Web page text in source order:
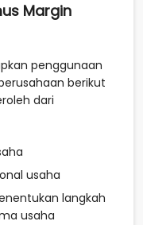
Margin
penggunaan
berikut
dari
usaha
langkah
usaha